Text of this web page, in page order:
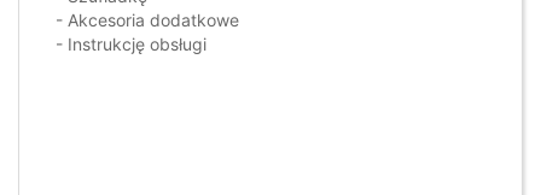
- Akcesoria dodatkowe
- Instrukcję obsługi